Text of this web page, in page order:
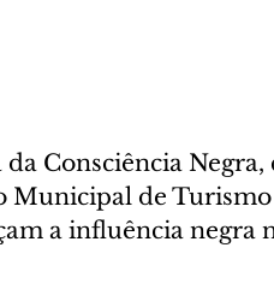
da Consciência
Municipal de
a influência negra